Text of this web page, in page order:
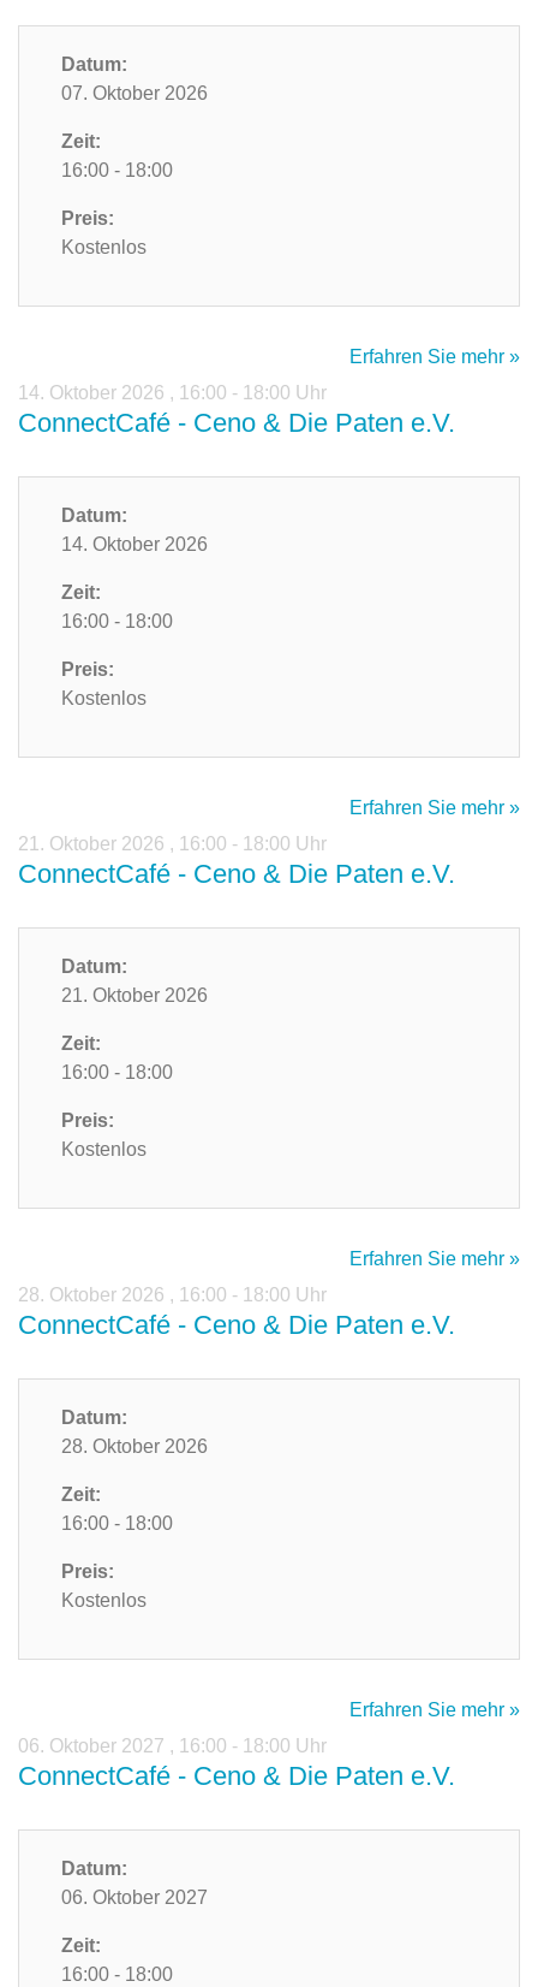
Datum:
07. Oktober 2026
Zeit:
16:00 - 18:00
Preis:
Kostenlos
Erfahren Sie mehr »
14. Oktober 2026 , 16:00 - 18:00 Uhr
ConnectCafé - Ceno & Die Paten e.V.
Datum:
14. Oktober 2026
Zeit:
16:00 - 18:00
Preis:
Kostenlos
Erfahren Sie mehr »
21. Oktober 2026 , 16:00 - 18:00 Uhr
ConnectCafé - Ceno & Die Paten e.V.
Datum:
21. Oktober 2026
Zeit:
16:00 - 18:00
Preis:
Kostenlos
Erfahren Sie mehr »
28. Oktober 2026 , 16:00 - 18:00 Uhr
ConnectCafé - Ceno & Die Paten e.V.
Datum:
28. Oktober 2026
Zeit:
16:00 - 18:00
Preis:
Kostenlos
Erfahren Sie mehr »
06. Oktober 2027 , 16:00 - 18:00 Uhr
ConnectCafé - Ceno & Die Paten e.V.
Datum:
06. Oktober 2027
Zeit:
16:00 - 18:00